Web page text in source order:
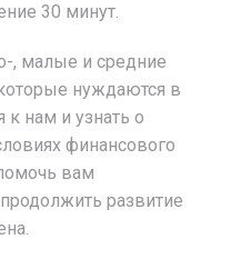
30 минут.
, малые и средние
нуждаются в
к нам и узнать о
финансового
вам
развитие